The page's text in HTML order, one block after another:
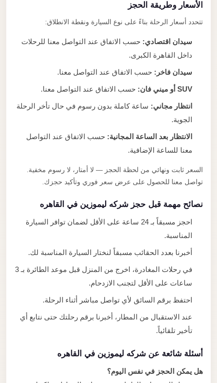
الأسعار وطريقة الحجز
تتحدد أسعار الرحلة بناءً على نوع السيارة ونقطة الانطلاق:
سيدان اقتصادي:حسب الاتفاق عند التواصل معنا للرحلات
داخل القاهرة الكبرى.
سيدان فاخر:حسب الاتفاق عند التواصل معنا.
SUV أو ميني فان: حسب الاتفاق عند التواصل معنا.
انتظار مجاني:ساعة كاملة بدون رسوم في حال تأخر الرحلة
الجوية.
الانتظار بعد الساعة المجانية:حسب الاتفاق عند التواصل
معنا للساعة الإضافية.
السعر ثابت ونهائي من لحظة الحجز — لا أمتار، لا رسوم مخفية.
تواصل معنا للحصول على عرض سعر فوري وتأكيد حجزك.
نصائح مهمة قبل حجز شركه ليموزين في القاهره
احجز مسبقاً بـ 24 ساعة على الأقل لضمان توافر السيارة
المناسبة.
أخبرنا بعدد الحقائب مسبقاً لنختار السيارة المناسبة لك.
في رحلات المغادرة، اخرج من المنزل قبل موعد الطائرة بـ 3
ساعات على الأقل لتجنب الازدحام.
احتفظ برقم السائق لأي تواصل مباشر أثناء الرحلة.
عند الاستقبال من المطار، أخبرنا برقم رحلتك حتى نتابع أي
تأخير تلقائياً.
أسئلة شائعة عن شركه ليموزين في القاهره
هل يمكن الحجز في نفس اليوم؟